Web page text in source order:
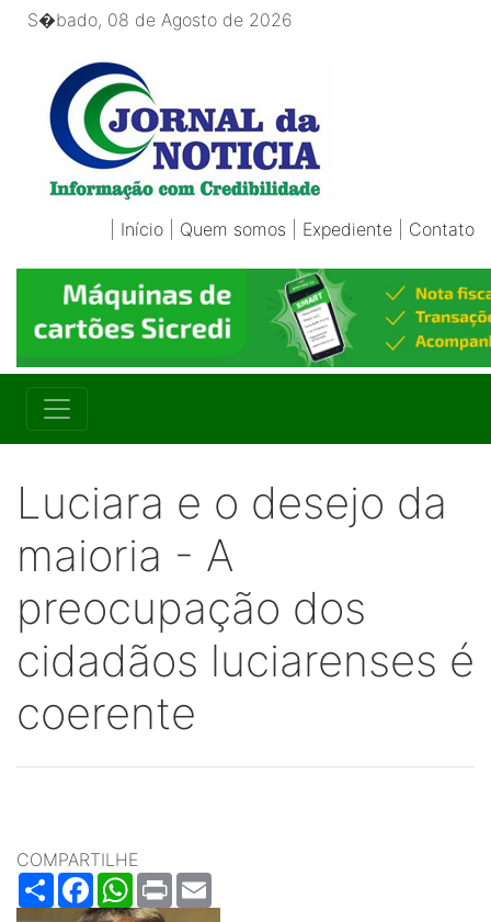
S�bado, 08 de Agosto de 2026
Início Quem somos Expediente Contato
Luciara e o desejo da
maioria - A
preocupação dos
cidadãos luciarenses é
coerente
COMPARTILHE
ShareFacebookWhatsApp
Print